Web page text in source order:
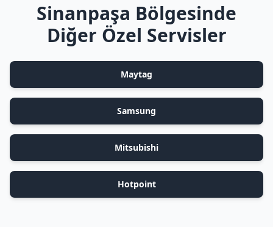
Sinanpaşa Bölgesinde
Diğer Özel Servisler
Maytag
Samsung
Mitsubishi
Hotpoint